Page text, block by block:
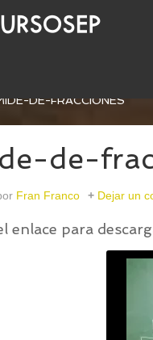
PIRÁMIDES DE
DE-FRACCIONES
de-
Fran Franco Dejar un
enlace para